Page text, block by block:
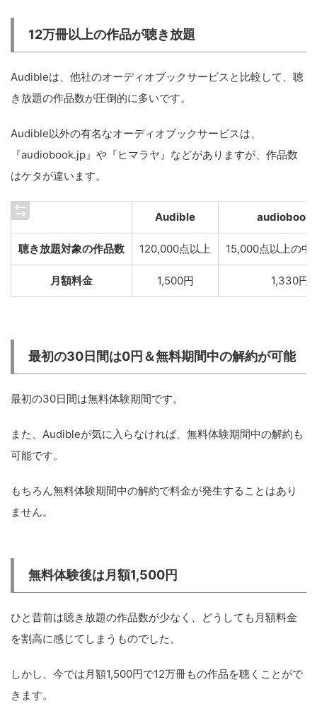
12万冊以上の作品が聴き放題
Audibleは、他社のオーディオブックサービスと比較して、聴
き放題の作品数が圧倒的に多いです。
Audible以外の有名なオーディオブックサービスは、
『audiobook.jp』や『ヒマラヤ』などがありますが、作品数
はケタが違います。
Audible
聴き放題対象の作品数 120,000点以上 15,000点以上の中
月額料金 1,500円 1,330円
最初の30日間は0円＆無料期間中の解約が可能
最初の30日間は無料体験期間です。
また、Audibleが気に入らなければ、無料体験期間中の解約も
可能です。
もちろん無料体験期間中の解約で料金が発生することはあり
ません。
無料体験後は月額1,500円
ひと昔前は聴き放題の作品数が少なく、どうしても月額料金
を割高に感じてしまうものでした。
しかし、今では月額1,500円で12万冊もの作品を聴くことがで
きます。